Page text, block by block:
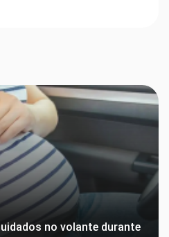
no volante durante